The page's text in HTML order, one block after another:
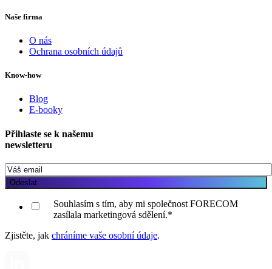
Naše firma
O nás
Ochrana osobních údajů
Know-how
Blog
E-booky
Přihlaste se k našemu
newsletteru
Souhlasím s tím, aby mi společnost FORECOM
zasílala marketingová sdělení.*
Zjistěte, jak chráníme vaše osobní údaje.